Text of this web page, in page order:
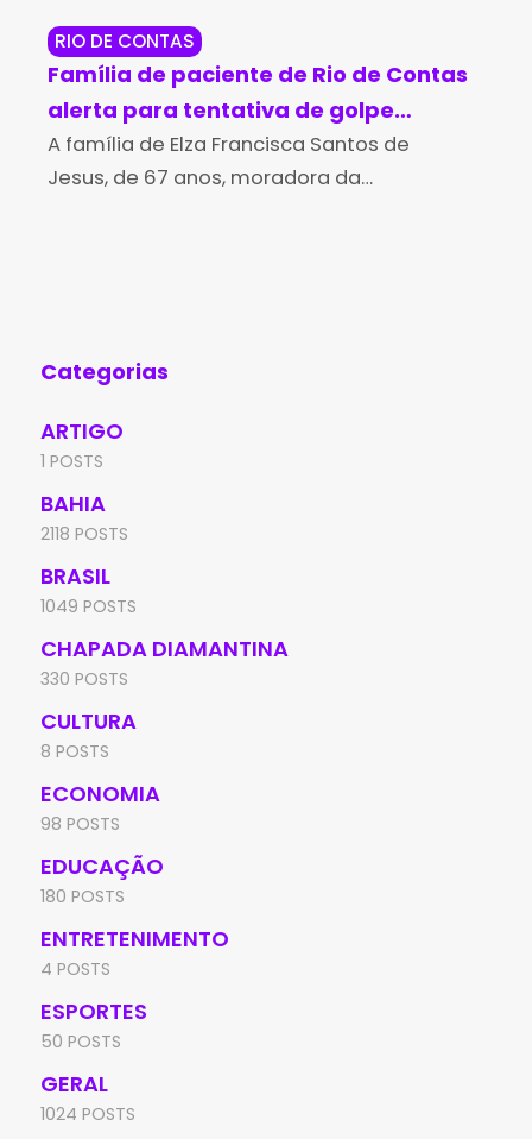
RIO DE CONTAS
Família de paciente de Rio de Contas
alerta para tentativa de golpe
durante campanha para compra de
medicamento de alto custo
A família de Elza Francisca Santos de
Jesus, de 67 anos, moradora da
Categorias
ARTIGO
1 POSTS
BAHIA
2118 POSTS
BRASIL
1049 POSTS
CHAPADA DIAMANTINA
330 POSTS
CULTURA
8 POSTS
ECONOMIA
98 POSTS
EDUCAÇÃO
180 POSTS
ENTRETENIMENTO
4 POSTS
ESPORTES
50 POSTS
GERAL
1024 POSTS